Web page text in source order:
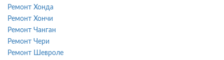
Ремонт Хонда
Ремонт Хончи
Ремонт Чанган
Ремонт Чери
Ремонт Шевроле